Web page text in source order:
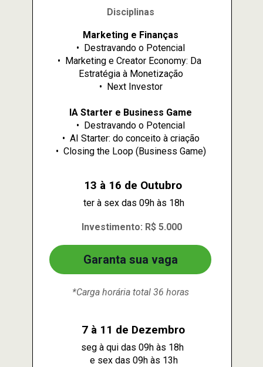
13 à 16 de Outubro
ter à sex das 09h às 18h
Disciplinas
Investimento: R$ 5.000
Marketing e Finanças
•⁠  ⁠Destravando o Potencial
•⁠  ⁠Marketing e Creator Economy: Da
Estratégia à Monetização
•⁠  ⁠Next Investor
IA Starter e Business Game
•⁠  ⁠Destravando o Potencial
•⁠  ⁠AI Starter: do conceito à criação
•⁠  ⁠Closing the Loop (Business Game)
Garanta sua vaga
*Carga horária total 36 horas
7 à 11 de Dezembro
seg à qui das 09h às 18h
e sex das 09h às 13h